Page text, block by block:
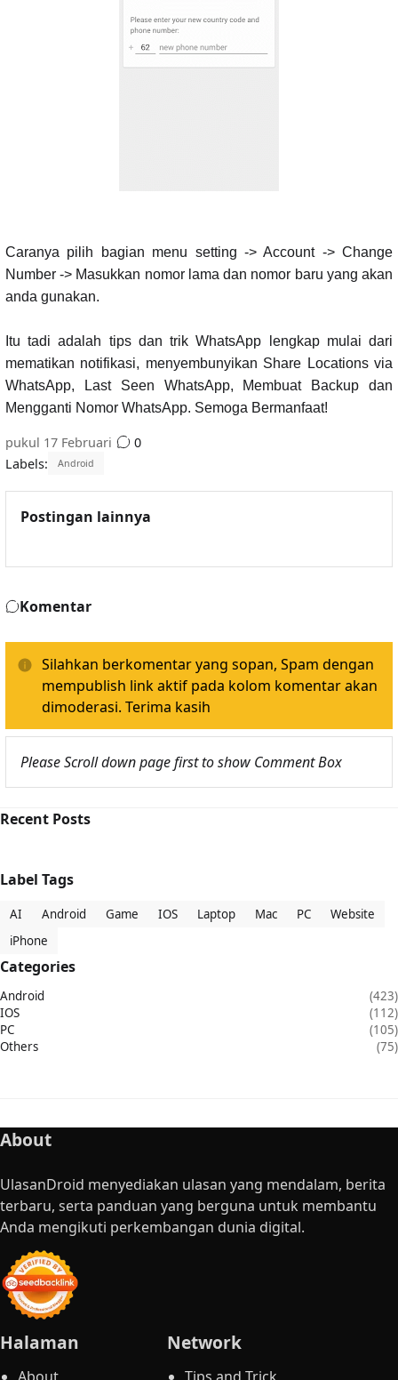
Caranya pilih bagian menu setting -> Account -> Change
Number -> Masukkan nomor lama dan nomor baru yang akan
anda gunakan.
Itu tadi adalah tips dan trik WhatsApp lengkap mulai dari
mematikan notifikasi, menyembunyikan Share Locations via
WhatsApp, Last Seen WhatsApp, Membuat Backup dan
Mengganti Nomor WhatsApp. Semoga Bermanfaat!
pukul 17 Februari
0
Labels:
Android
Postingan lainnya
Komentar
Silahkan berkomentar yang sopan, Spam dengan
mempublish link aktif pada kolom komentar akan
dimoderasi. Terima kasih
Please Scroll down page first to show Comment Box
Recent Posts
Label Tags
AI Android Game IOS Laptop Mac PC
Website
iPhone
Categories
Android
(423)
IOS
(112)
PC
(105)
Others
(75)
About
UlasanDroid menyediakan ulasan yang mendalam, berita
terbaru, serta panduan yang berguna untuk membantu
Anda mengikuti perkembangan dunia digital.
Halaman Network